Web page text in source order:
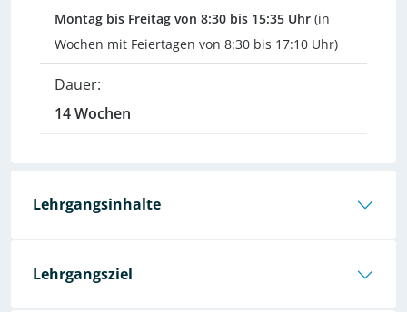
Montag bis Freitag von 8:30 bis 15:35 Uhr (in
Wochen mit Feiertagen von 8:30 bis 17:10 Uhr)
Dauer:
14 Wochen
Lehrgangsinhalte
Lehrgangsziel